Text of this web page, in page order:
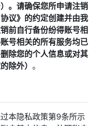
。请确保您所申请注销
议》的约定创建并由我
前自行备份纷得账号相
号相关的所有服务均已
除您的个人信息或对其
除外） 。
本隐私政策第9条所示